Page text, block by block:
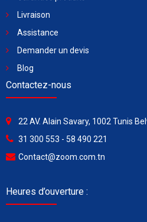
Livraison
Assistance
Demander un devis
Blog
Contactez-nous
22 AV. Alain Savary, 1002 Tunis
31 300 553 - 58 490 221
Contact@zoom.com.tn
Heures d’ouverture :